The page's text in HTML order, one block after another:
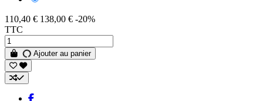
110,40 € 138,00 € -20%
TTC
Ajouter au panier